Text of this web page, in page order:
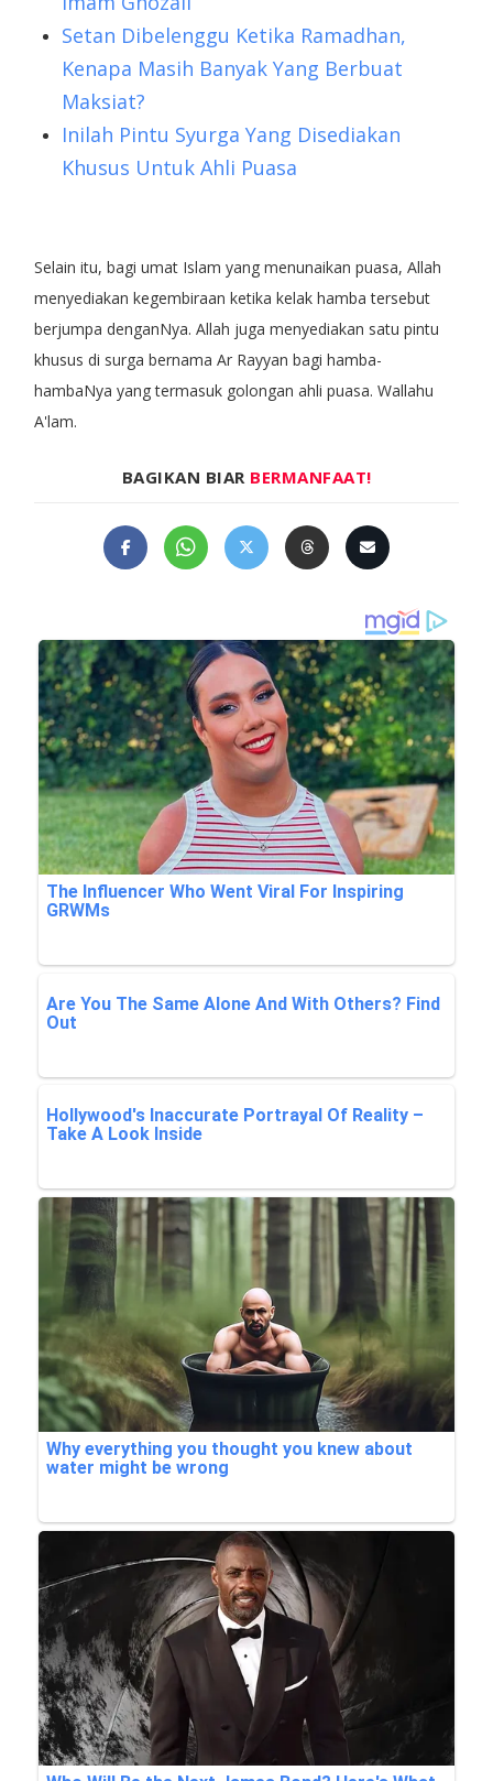
Setan Dibelenggu Ketika Ramadhan,
Kenapa Masih Banyak Yang Berbuat
Maksiat?
Inilah Pintu Syurga Yang Disediakan
Khusus Untuk Ahli Puasa
Selain itu, bagi umat Islam yang menunaikan puasa, Allah
menyediakan kegembiraan ketika kelak hamba tersebut
berjumpa denganNya. Allah juga menyediakan satu pintu
khusus di surga bernama Ar Rayyan bagi hamba-
hambaNya yang termasuk golongan ahli puasa. Wallahu
A'lam.
BAGIKAN BIAR BERMANFAAT!